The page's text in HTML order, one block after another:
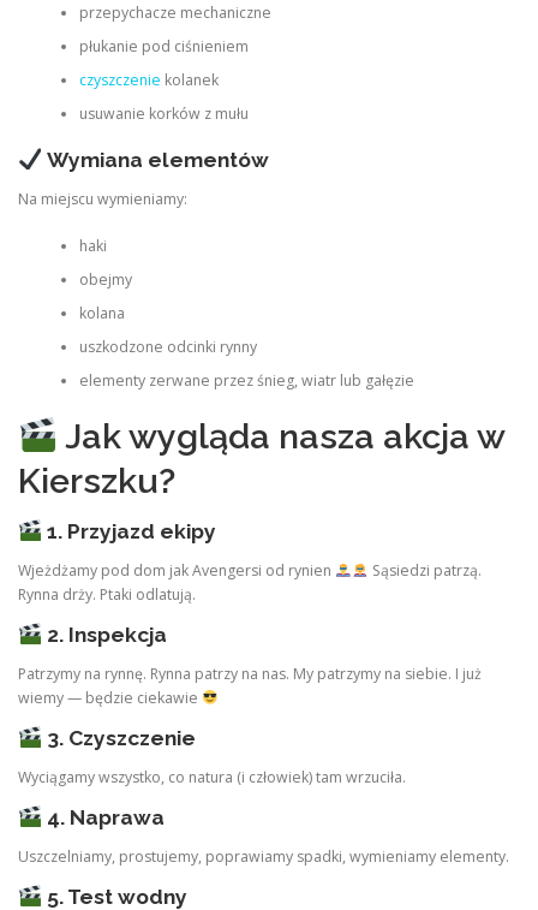
przepychacze mechaniczne
płukanie pod ciśnieniem
czyszczenie kolanek
usuwanie korków z mułu
Wymiana elementów
Na miejscu wymieniamy:
haki
obejmy
kolana
uszkodzone odcinki rynny
elementy zerwane przez śnieg, wiatr lub gałęzie
Jak wygląda nasza akcja w
Kierszku?
1. Przyjazd ekipy
Wjeżdżamy pod dom jak Avengersi od rynien
Sąsiedzi patrzą.
Rynna drży. Ptaki odlatują.
2. Inspekcja
Patrzymy na rynnę. Rynna patrzy na nas. My patrzymy na siebie. I już
wiemy — będzie ciekawie
3. Czyszczenie
Wyciągamy wszystko, co natura (i człowiek) tam wrzuciła.
4. Naprawa
Uszczelniamy, prostujemy, poprawiamy spadki, wymieniamy elementy.
5. Test wodny